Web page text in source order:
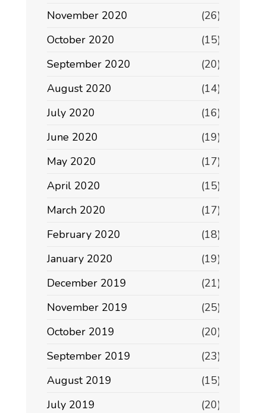
November 2020
(26)
October 2020
(15)
September 2020
(20)
August 2020
(14)
July 2020
(16)
June 2020
(19)
May 2020
(17)
April 2020
(15)
March 2020
(17)
February 2020
(18)
January 2020
(19)
December 2019
(21)
November 2019
(25)
October 2019
(20)
September 2019
(23)
August 2019
(15)
July 2019
(20)